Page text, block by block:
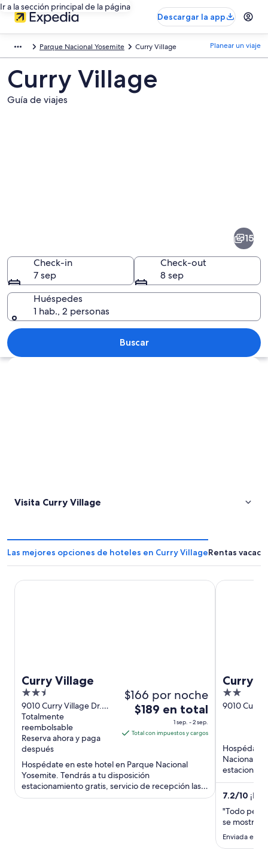
Ir a la sección principal de la página
Descargar la app
Parque Nacional Yosemite Curry Village Planear un viaje
Curry Village
Guía de viajes
Paisaje montañoso con bosque y
15
Check-in
7 sep
Check-out
8 sep
Huéspedes
1 hab., 2 personas
Buscar
Explorar mapa
Visita Curry Village
Las mejores opciones de hoteles en Curry VillageRentas
Curry Village
2.5
out
of
5
9010 Curry Village Dr.
Yosemite National Park
CA
Totalmente
reembolsable
Reserva ahora y paga
después
$166 por noche
El
es
en
total
por
$189 en total
1 sep. - 2 sep.
Total con impuestos y cargos
Hospédate en este hotel en Parque Nacional
Yosemite. Tendrás a tu disposición
estacionamiento gratis, servicio de recepción las
24 horas y servicio de limpieza ...
Curry Village
Curry
2
out
9010 Curry
Hospédate
Nacional
7.2/10
"Todo
se
Enviada el 16
Curry